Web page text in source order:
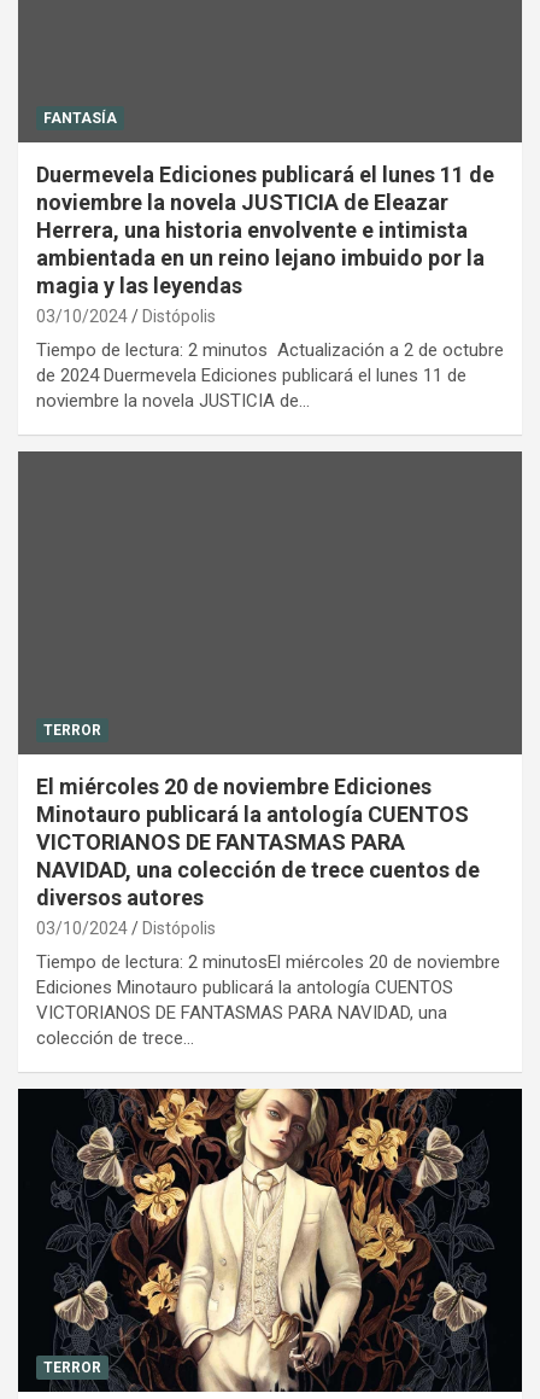
FANTASÍA
Duermevela Ediciones publicará el lunes 11 de
noviembre la novela JUSTICIA de Eleazar
Herrera, una historia envolvente e intimista
ambientada en un reino lejano imbuido por la
magia y las leyendas
03/10/2024 Distópolis
Tiempo de lectura: 2 minutos Actualización a 2 de octubre
de 2024 Duermevela Ediciones publicará el lunes 11 de
noviembre la novela JUSTICIA de…
TERROR
El miércoles 20 de noviembre Ediciones
Minotauro publicará la antología CUENTOS
VICTORIANOS DE FANTASMAS PARA
NAVIDAD, una colección de trece cuentos de
diversos autores
03/10/2024 Distópolis
Tiempo de lectura: 2 minutosEl miércoles 20 de noviembre
Ediciones Minotauro publicará la antología CUENTOS
VICTORIANOS DE FANTASMAS PARA NAVIDAD, una
colección de trece…
TERROR